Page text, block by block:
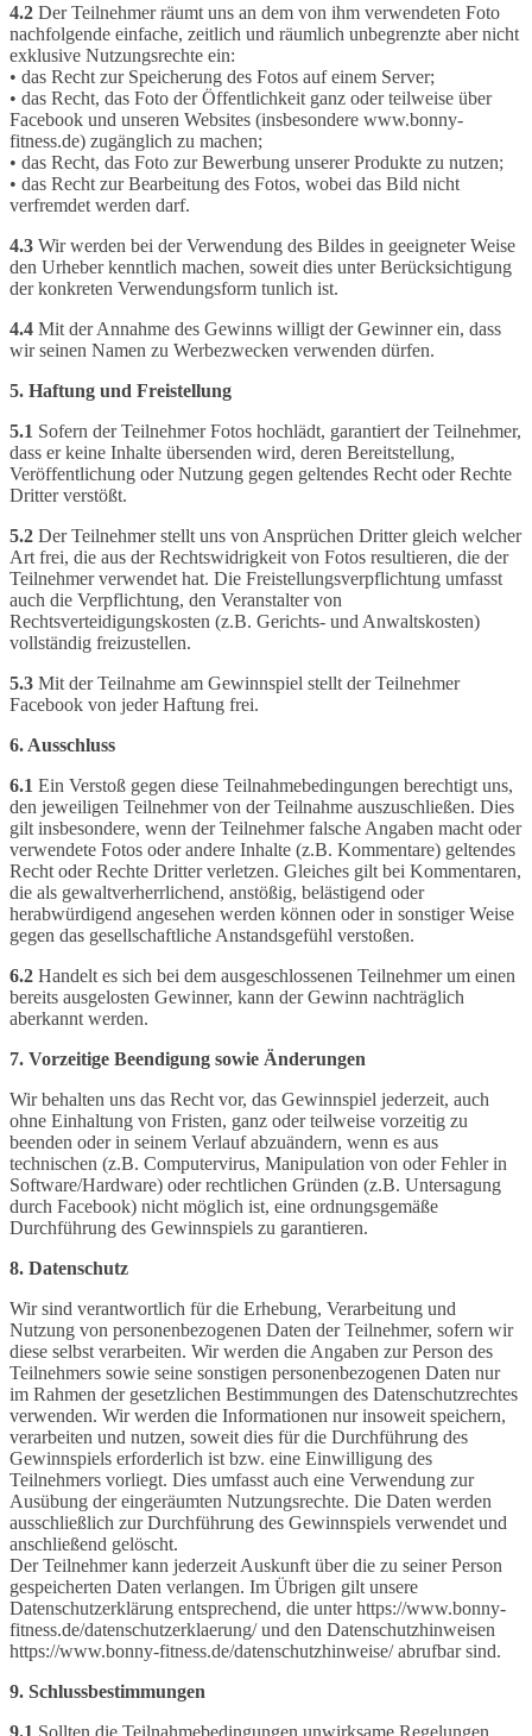
4.2 Der Teilnehmer räumt uns an dem von ihm verwendeten Foto
nachfolgende einfache, zeitlich und räumlich unbegrenzte aber nicht
exklusive Nutzungsrechte ein:
• das Recht zur Speicherung des Fotos auf einem Server;
• das Recht, das Foto der Öffentlichkeit ganz oder teilweise über
Facebook und unseren Websites (insbesondere www.bonny-
fitness.de) zugänglich zu machen;
• das Recht, das Foto zur Bewerbung unserer Produkte zu nutzen;
• das Recht zur Bearbeitung des Fotos, wobei das Bild nicht
verfremdet werden darf.
4.3 Wir werden bei der Verwendung des Bildes in geeigneter Weise
den Urheber kenntlich machen, soweit dies unter Berücksichtigung
der konkreten Verwendungsform tunlich ist.
4.4 Mit der Annahme des Gewinns willigt der Gewinner ein, dass
wir seinen Namen zu Werbezwecken verwenden dürfen.
5. Haftung und Freistellung
5.1 Sofern der Teilnehmer Fotos hochlädt, garantiert der Teilnehmer,
dass er keine Inhalte übersenden wird, deren Bereitstellung,
Veröffentlichung oder Nutzung gegen geltendes Recht oder Rechte
Dritter verstößt.
5.2 Der Teilnehmer stellt uns von Ansprüchen Dritter gleich welcher
Art frei, die aus der Rechtswidrigkeit von Fotos resultieren, die der
Teilnehmer verwendet hat. Die Freistellungsverpflichtung umfasst
auch die Verpflichtung, den Veranstalter von
Rechtsverteidigungskosten (z.B. Gerichts- und Anwaltskosten)
vollständig freizustellen.
5.3 Mit der Teilnahme am Gewinnspiel stellt der Teilnehmer
Facebook von jeder Haftung frei.
6. Ausschluss
6.1 Ein Verstoß gegen diese Teilnahmebedingungen berechtigt uns,
den jeweiligen Teilnehmer von der Teilnahme auszuschließen. Dies
gilt insbesondere, wenn der Teilnehmer falsche Angaben macht oder
verwendete Fotos oder andere Inhalte (z.B. Kommentare) geltendes
Recht oder Rechte Dritter verletzen. Gleiches gilt bei Kommentaren,
die als gewaltverherrlichend, anstößig, belästigend oder
herabwürdigend angesehen werden können oder in sonstiger Weise
gegen das gesellschaftliche Anstandsgefühl verstoßen.
6.2 Handelt es sich bei dem ausgeschlossenen Teilnehmer um einen
bereits ausgelosten Gewinner, kann der Gewinn nachträglich
aberkannt werden.
7. Vorzeitige Beendigung sowie Änderungen
Wir behalten uns das Recht vor, das Gewinnspiel jederzeit, auch
ohne Einhaltung von Fristen, ganz oder teilweise vorzeitig zu
beenden oder in seinem Verlauf abzuändern, wenn es aus
technischen (z.B. Computervirus, Manipulation von oder Fehler in
Software/Hardware) oder rechtlichen Gründen (z.B. Untersagung
durch Facebook) nicht möglich ist, eine ordnungsgemäße
Durchführung des Gewinnspiels zu garantieren.
8. Datenschutz
Wir sind verantwortlich für die Erhebung, Verarbeitung und
Nutzung von personenbezogenen Daten der Teilnehmer, sofern wir
diese selbst verarbeiten. Wir werden die Angaben zur Person des
Teilnehmers sowie seine sonstigen personenbezogenen Daten nur
im Rahmen der gesetzlichen Bestimmungen des Datenschutzrechtes
verwenden. Wir werden die Informationen nur insoweit speichern,
verarbeiten und nutzen, soweit dies für die Durchführung des
Gewinnspiels erforderlich ist bzw. eine Einwilligung des
Teilnehmers vorliegt. Dies umfasst auch eine Verwendung zur
Ausübung der eingeräumten Nutzungsrechte. Die Daten werden
ausschließlich zur Durchführung des Gewinnspiels verwendet und
anschließend gelöscht.
Der Teilnehmer kann jederzeit Auskunft über die zu seiner Person
gespeicherten Daten verlangen. Im Übrigen gilt unsere
Datenschutzerklärung entsprechend, die unter https://www.bonny-
fitness.de/datenschutzerklaerung/ und den Datenschutzhinweisen
https://www.bonny-fitness.de/datenschutzhinweise/ abrufbar sind.
9. Schlussbestimmungen
9.1 Sollten die Teilnahmebedingungen unwirksame Regelungen